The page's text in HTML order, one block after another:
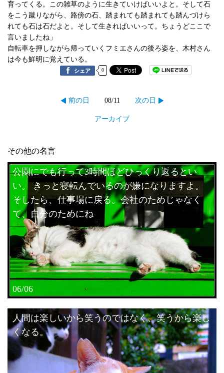
育ってくる。この雑草のように生きていけばいいよと。そして石
をこう蹴りながら、路傍の石、踏まれても踏まれても踏んづけら
れても石は石だよと。そして生きればいいって。ちょうどここで
言いましたね」
自転車を押しながら帰っていくフミエさんの後ろ姿を、木村さん
は今も鮮明に覚えている。
シェア 0
前の日 08/11 次の日
アーカイブ
その他の名言
公園にでも行って3時間ほどひっくり返るとい
い。 きっと寝転んでいるのが嫌になりますよ。
そしたら、仕事場に戻る。会社のためじゃなく
て、自分のためにね
06/06
人間は楽しいから笑うのではなく、笑うから楽し
くなる。